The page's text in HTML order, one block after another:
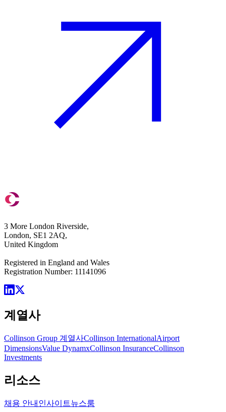
3 More London Riverside,
London, SE1 2AQ,
United Kingdom
Registered in England and Wales
Registration Number: 11141096
계열사
Collinson Group 계열사Collinson InternationalAirport
DimensionsValue DynamxCollinson InsuranceCollinson
Investments
리소스
채용 안내 인사이트뉴스룸